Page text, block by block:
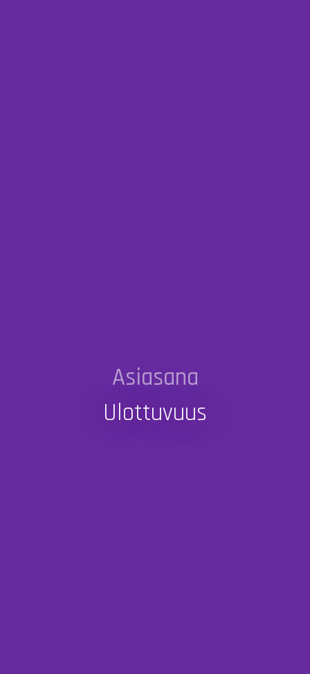
Asiasana
Ulottuvuus